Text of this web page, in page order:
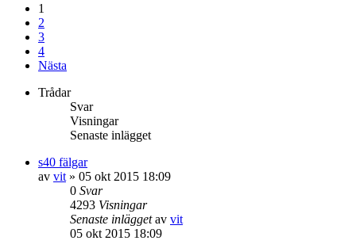
1
2
3
4
Nästa
Trådar
Svar
Visningar
Senaste inlägget
s40 fälgar
av vit » 05 okt 2015 18:09
0 Svar
4293 Visningar
Senaste inläggetav vit
05 okt 2015 18:09